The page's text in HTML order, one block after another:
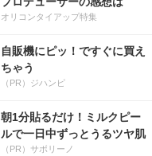
オリコンタイアップ特集
自販機にピッ！ですぐに買え
ちゃう
（PR）ジハンピ
朝1分貼るだけ！ミルクピー
ルで一日中ずっとうるツヤ肌
（PR）サボリーノ